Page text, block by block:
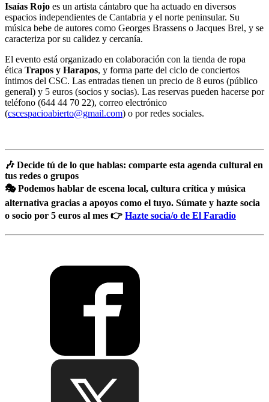
Isaías Rojo es un artista cántabro que ha actuado en diversos
espacios independientes de Cantabria y el norte peninsular. Su
música bebe de autores como Georges Brassens o Jacques Brel, y se
caracteriza por su calidez y cercanía.
El evento está organizado en colaboración con la tienda de ropa
ética Trapos y Harapos, y forma parte del ciclo de conciertos
íntimos del CSC. Las entradas tienen un precio de 8 euros (público
general) y 5 euros (socios y socias). Las reservas pueden hacerse por
teléfono (644 44 70 22), correo electrónico
(cscespacioabierto@gmail.com) o por redes sociales.
🎶 Decide tú de lo que hablas: comparte esta agenda cultural en
tus redes o grupos
🎭 Podemos hablar de escena local, cultura crítica y música
alternativa gracias a apoyos como el tuyo. Súmate y hazte socia
o socio por 5 euros al mes 👉 Hazte socia/o de El Faradio